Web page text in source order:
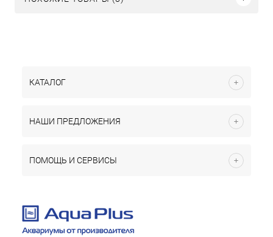
КАТАЛОГ
НАШИ ПРЕДЛОЖЕНИЯ
ПОМОЩЬ И СЕРВИСЫ